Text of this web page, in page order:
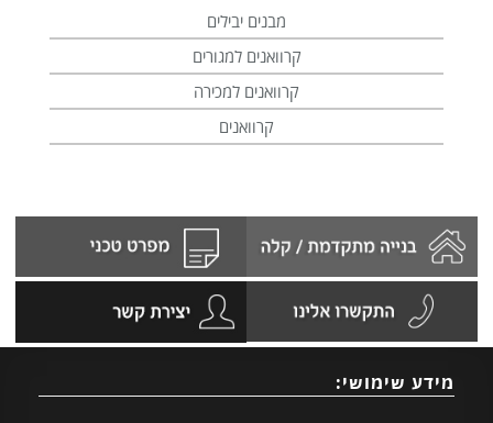
מבנים יבילים
קרוואנים למגורים
קרוואנים למכירה
קרוואנים
מידע שימושי: